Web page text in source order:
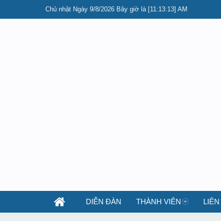
Chủ nhật Ngày 9/8/2026 Bây giờ là [11:13:13] AM
DIỄN ĐÀN THÀNH VIÊN